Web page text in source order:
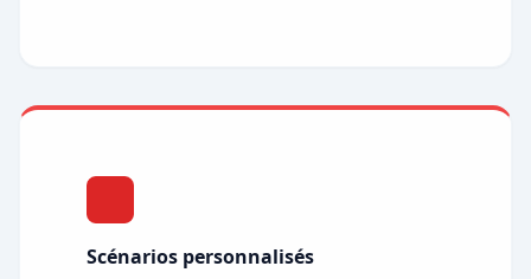
Scénarios personnalisés